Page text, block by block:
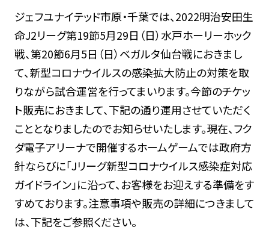
ジェフユナイテッド市原・千葉では、2022明治安田生
命J2リーグ第19節5月29日（日）水戸ホーリーホック
戦、第20節6月5日（日）ベガルタ仙台戦におきまし
て、新型コロナウイルスの感染拡大防止の対策を取
りながら試合運営を行ってまいります。今節のチケッ
ト販売におきまして、下記の通り運用させていただく
こととなりましたのでお知らせいたします。現在、フク
ダ電子アリーナで開催するホームゲームでは政府方
針ならびに「Jリーグ新型コロナウイルス感染症対応
ガイドライン」に沿って、お客様をお迎えする準備をす
すめております。注意事項や販売の詳細につきまして
は、下記をご参照ください。